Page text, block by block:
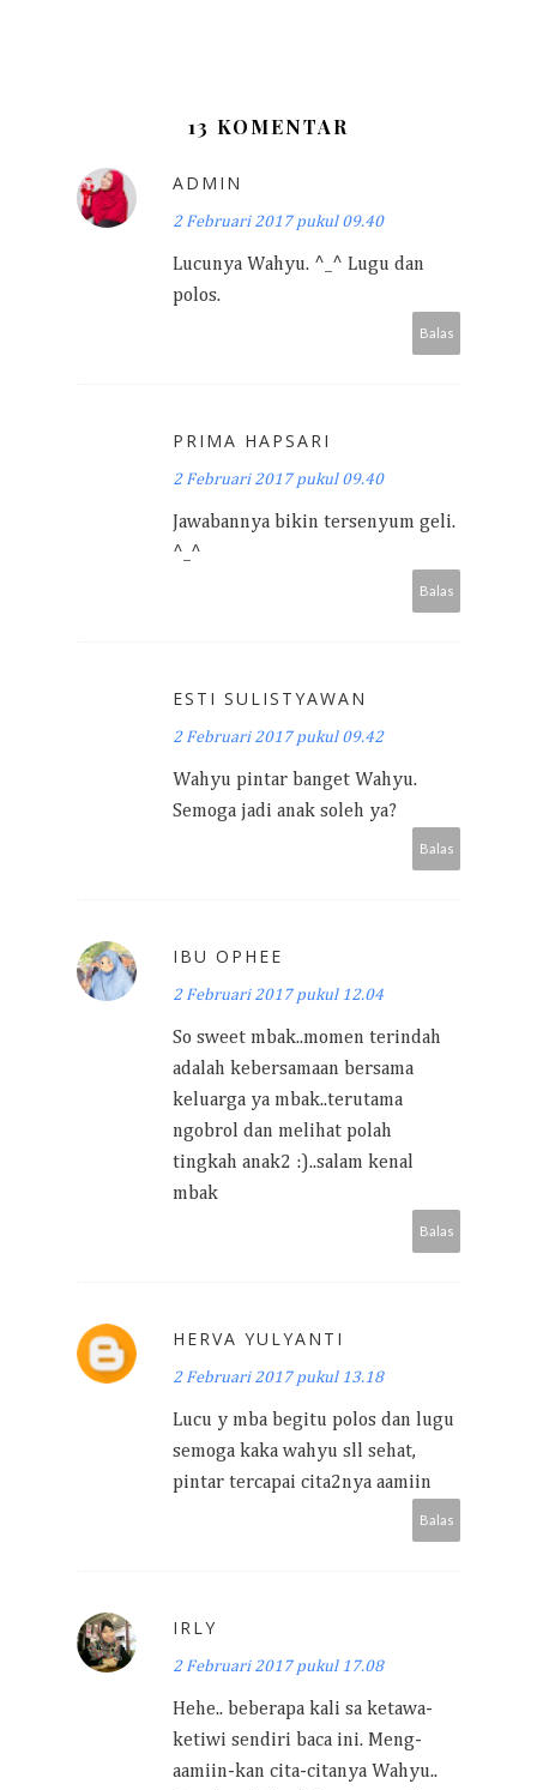
13 KOMENTAR
ADMIN
2 Februari 2017 pukul 09.40
Lucunya Wahyu. ^_^ Lugu dan
polos.
Balas
PRIMA HAPSARI
2 Februari 2017 pukul 09.40
Jawabannya bikin tersenyum geli.
^_^
Balas
ESTI SULISTYAWAN
2 Februari 2017 pukul 09.42
Wahyu pintar banget Wahyu.
Semoga jadi anak soleh ya?
Balas
IBU OPHEE
2 Februari 2017 pukul 12.04
So sweet mbak..momen terindah
adalah kebersamaan bersama
keluarga ya mbak..terutama
ngobrol dan melihat polah
tingkah anak2 :)..salam kenal
mbak
Balas
HERVA YULYANTI
2 Februari 2017 pukul 13.18
Lucu y mba begitu polos dan lugu
semoga kaka wahyu sll sehat,
pintar tercapai cita2nya aamiin
Balas
IRLY
2 Februari 2017 pukul 17.08
Hehe.. beberapa kali sa ketawa-
ketiwi sendiri baca ini. Meng-
aamiin-kan cita-citanya Wahyu..